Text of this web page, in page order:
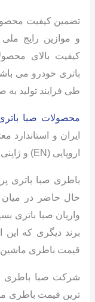
تضمین کیفیت
و موازین رایج
کیفیت بالای
باتری خودرو می
طی فرایند تولید
محصولات صبا
اروپایی (EN) و ژاپنی (IIS) شده اند.
باطری صبا باتری
حال حاضر در میان
واریان صبا باتری
برند دیگری که این
قیمت باطری
شرکت صبا باطری
ترین قیمت باطری